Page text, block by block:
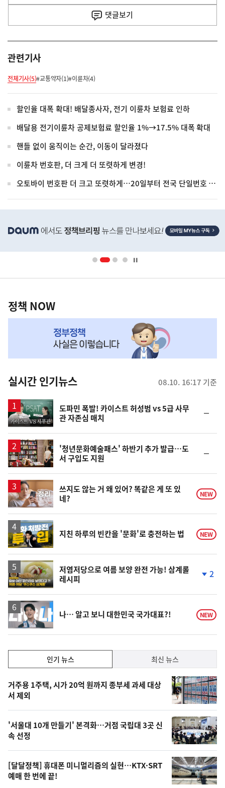
댓글보기
관련기사
전체기사(5)#교통약자(1)#이륜차(4)
할인율 대폭 확대! 배달종사자, 전기 이륜차 보험료 인하
배달용 전기이륜차 공제보험료 할인율 1%→17.5% 대폭 확대
핸들 없이 움직이는 순간, 이동이 달라졌다
이륜차 번호판, 더 크게 더 또렷하게 변경!
오토바이 번호판 더 크고 또렷하게…20일부터 전국 단일번호 도입
단
배
영
책
NOW,
뉴
스
정책 NOW
실시간 인기뉴스 08.10. 16:17 기준
영
상
도파민 폭발! 카이스트 허성범 vs 5급 사무
관 자존심 매치
일
'청년문화예술패스' 하반기 추가 발급…도
서 구입도 지원
일
영
상
쓰지도 않는 거 왜 있어? 똑같은 게 또 있
네?
NEW
영
상
지친 하루의 빈칸을 '문화'로 충전하는 법 NEW
영
상
저염저당으로 여름 보양 완전 가능! 삼계롤
레시피
계
락
2
영
상
나… 알고 보니 대한민국 국가대표?! NEW
기,
최
신,
오
늘
의
영
상
인기 뉴스 최신 뉴스
기
뉴
스
거주용 1주택, 시가 20억 원까지 종부세 과세 대상
서 제외
'서울대 10개 만들기' 본격화…거점 국립대 3곳 신
속 선정
[달달정책] 휴대폰 미니멀리즘의 실현…KTX·SRT
예매 한 번에 끝!